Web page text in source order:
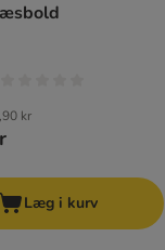
kr
Læg i kurv